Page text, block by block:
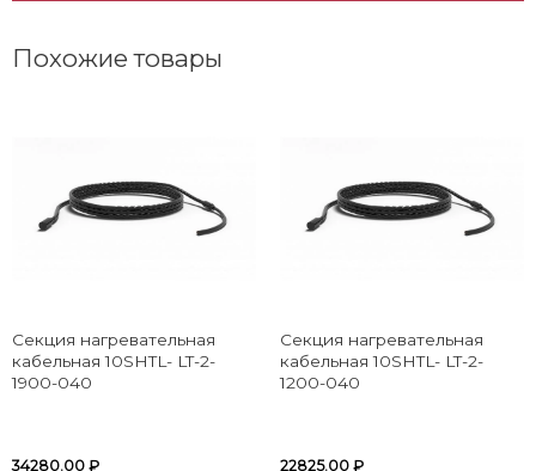
Похожие товары
Секция нагревательная
кабельная 10SHTL- LT-2-
1900-040
34280.00 ₽
Секция нагревательная
кабельная 10SHTL- LT-2-
1200-040
22825.00 ₽